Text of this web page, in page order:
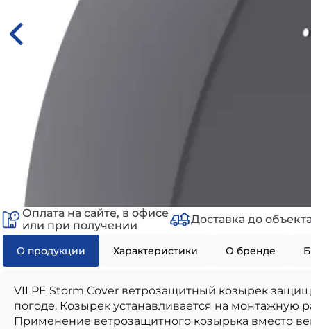
Оплата на сайте, в офисе
или при получении
Доставка до
О продукции Характеристики О бренде
VILPE Storm Cover ветрозащитный козырек
погоде. Козырек устанавливается на монтажную
Применение ветрозащитного козырька вместо